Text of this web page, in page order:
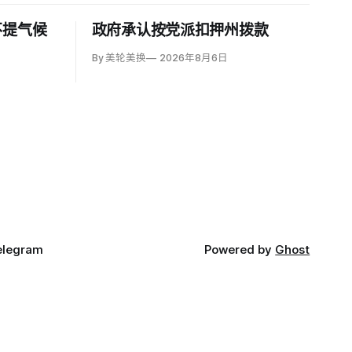
气候 政府承认按党派扣押州拨款
By 美轮美换 2026年8月6日
Powered by Ghost